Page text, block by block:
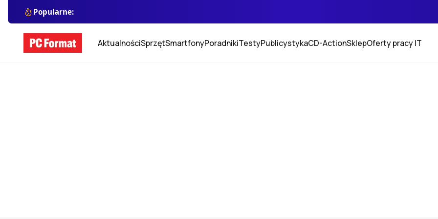
Popularne:
AktualnościSprzętSmartfonyPoradnikiTestyPublicystykaCD-ActionSklepOferty pracy IT